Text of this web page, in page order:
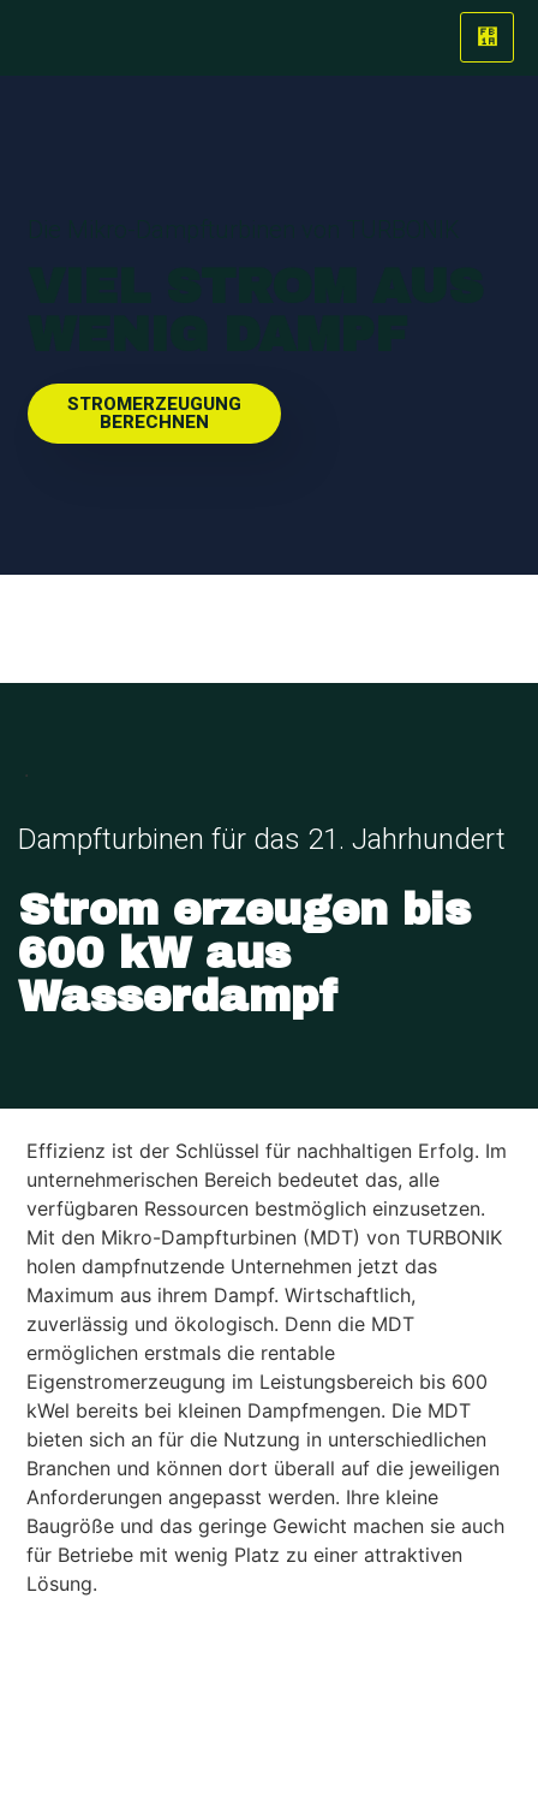
STROMERZEUGUNG
BERECHNEN
.
Dampfturbinen für das 21. Jahrhundert
Strom erzeugen bis
600 kW aus
Wasserdampf
Effizienz ist der Schlüssel für nachhaltigen Erfolg. Im
unternehmerischen Bereich bedeutet das, alle
verfügbaren Ressourcen bestmöglich einzusetzen.
Mit den Mikro-Dampfturbinen (MDT) von TURBONIK
holen dampfnutzende Unternehmen jetzt das
Maximum aus ihrem Dampf. Wirtschaftlich,
zuverlässig und ökologisch. Denn die MDT
ermöglichen erstmals die rentable
Eigenstromerzeugung im Leistungsbereich bis 600
kWel bereits bei kleinen Dampfmengen. Die MDT
bieten sich an für die Nutzung in unterschiedlichen
Branchen und können dort überall auf die jeweiligen
Anforderungen angepasst werden. Ihre kleine
Baugröße und das geringe Gewicht machen sie auch
für Betriebe mit wenig Platz zu einer attraktiven
Lösung.